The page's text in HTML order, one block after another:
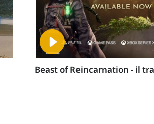
Beast of Reincarnation - il